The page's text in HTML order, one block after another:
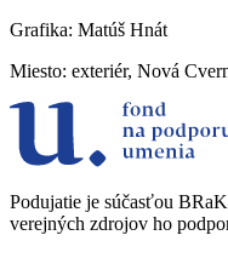
Grafika: Matúš Hnát
Miesto: exteriér, Nová
Podujatie je súčasťou
verejných zdrojov ho